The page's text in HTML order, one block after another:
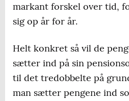
markant forskel over tid,
sig op år for år.
Helt konkret så vil de
sætter ind på sin
til det tredobbelte på
man sætter pengene ind